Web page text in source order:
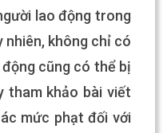
lao động trong
nhiên, không chỉ có
cũng có thể bị
tham khảo bài viết
mức phạt đối với